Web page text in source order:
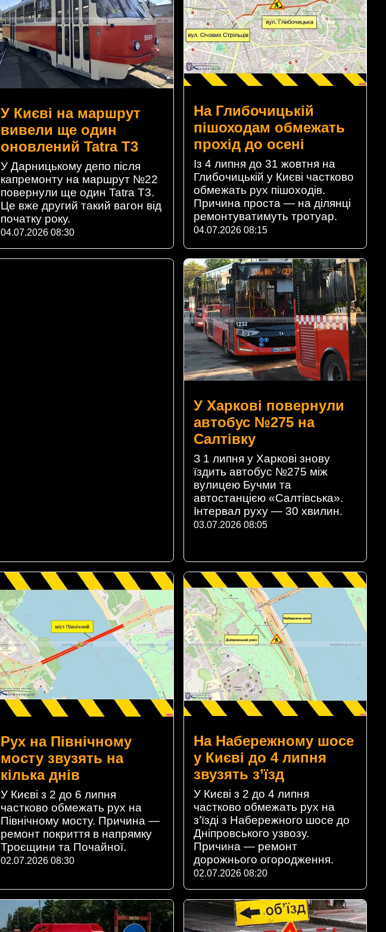
У Києві на маршрут
вивели ще один
оновлений Tatra T3
У Дарницькому депо після
капремонту на маршрут №22
повернули ще один Tatra T3.
Це вже другий такий вагон від
початку року.
04.07.2026 08:30
На Глибочицькій
пішоходам обмежать
прохід до осені
Із 4 липня до 31 жовтня на
Глибочицькій у Києві частково
обмежать рух пішоходів.
Причина проста — на ділянці
ремонтуватимуть тротуар.
04.07.2026 08:15
У Харкові повернули
автобус №275 на
Салтівку
З 1 липня у Харкові знову
їздить автобус №275 між
вулицею Бучми та
автостанцією «Салтівська».
Інтервал руху — 30 хвилин.
03.07.2026 08:05
Рух на Північному
мосту звузять на
кілька днів
У Києві з 2 до 6 липня
частково обмежать рух на
Північному мосту. Причина —
ремонт покриття в напрямку
Троєщини та Почайної.
02.07.2026 08:30
На Набережному шосе
у Києві до 4 липня
звузять з’їзд
У Києві з 2 до 4 липня
частково обмежать рух на
з’їзді з Набережного шосе до
Дніпровського узвозу.
Причина — ремонт
дорожнього огородження.
02.07.2026 08:20